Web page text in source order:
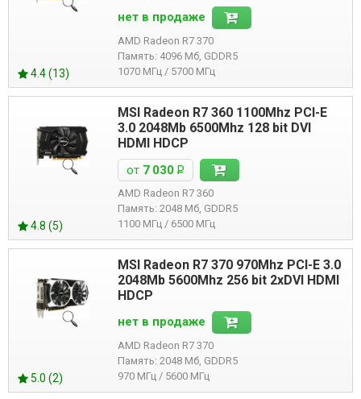
нет в продаже
4.4 (13)
AMD Radeon R7 370
Память: 4096 Мб, GDDR5
1070 МГц / 5700 МГц
MSI Radeon R7 360 1100Mhz PCI-E
3.0 2048Mb 6500Mhz 128 bit DVI
HDMI HDCP
от 7 030 Р
4.8 (5)
AMD Radeon R7 360
Память: 2048 Мб, GDDR5
1100 МГц / 6500 МГц
MSI Radeon R7 370 970Mhz PCI-E 3.0
2048Mb 5600Mhz 256 bit 2xDVI HDMI
HDCP
нет в продаже
5.0 (2)
AMD Radeon R7 370
Память: 2048 Мб, GDDR5
970 МГц / 5600 МГц